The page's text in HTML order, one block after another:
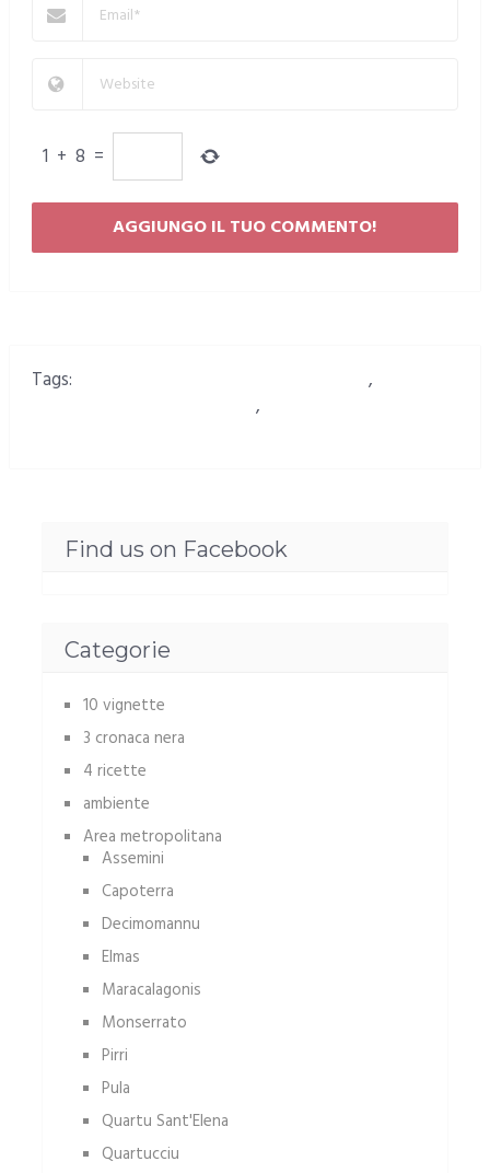
1 + 8 =
Tags: ,
,
Find us on Facebook
Categorie
10 vignette
3 cronaca nera
4 ricette
ambiente
Area metropolitana
Assemini
Capoterra
Decimomannu
Elmas
Maracalagonis
Monserrato
Pirri
Pula
Quartu Sant'Elena
Quartucciu